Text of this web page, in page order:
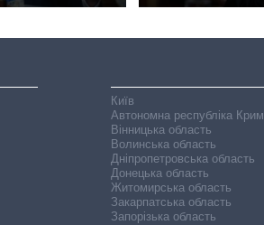
Київ
Автономна республіка Крим
Вінницька область
Волинська область
Дніпропетровська область
Донецька область
Житомирська область
Закарпатська область
Запорізька область